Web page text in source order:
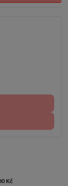
Kč